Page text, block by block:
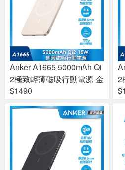
Anker A1665 5000mAh Qi
2極致輕薄磁吸行動電源-金
$1490
2